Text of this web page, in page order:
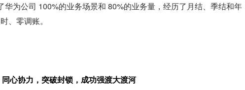
华为公司 100%的业务场景和 80%的业务量，经历了月结、季结和年
、零调账。
同心协力，突破封锁，成功强渡大渡河